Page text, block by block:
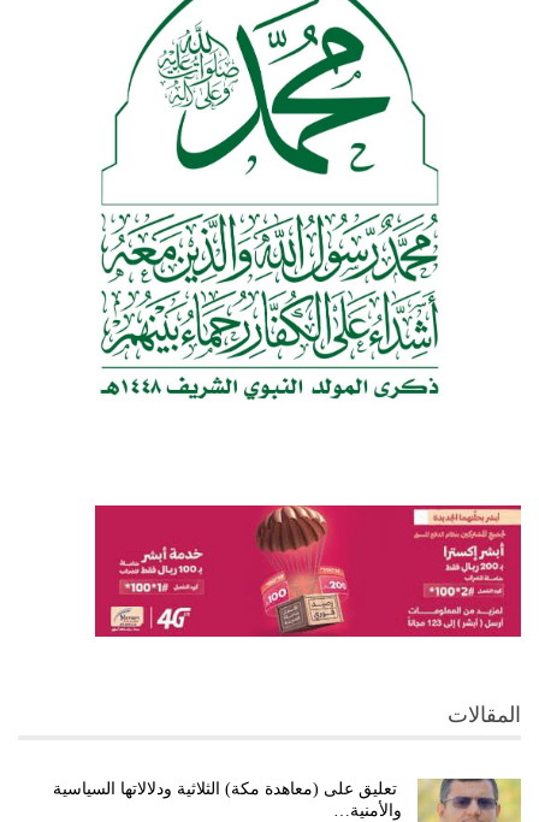
المقالات
تعليق على (معاهدة مكة) الثلاثية ودلالاتها السياسية
والأمنية…